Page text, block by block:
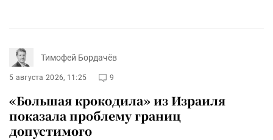
Тимофей Бордачёв
5 августа 2026, 11:25 9
«Большая крокодила» из Израиля
показала проблему границ
допустимого